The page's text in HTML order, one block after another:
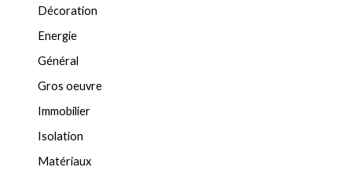
Décoration
Energie
Général
Gros oeuvre
Immobilier
Isolation
Matériaux